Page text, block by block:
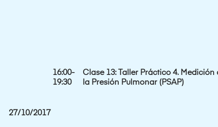
27/10/2017
16:00-
19:30
Clase 13: Taller Práctico 4. Medición
la Presión Pulmonar (PSAP)